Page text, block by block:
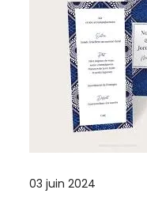
03 juin 2024